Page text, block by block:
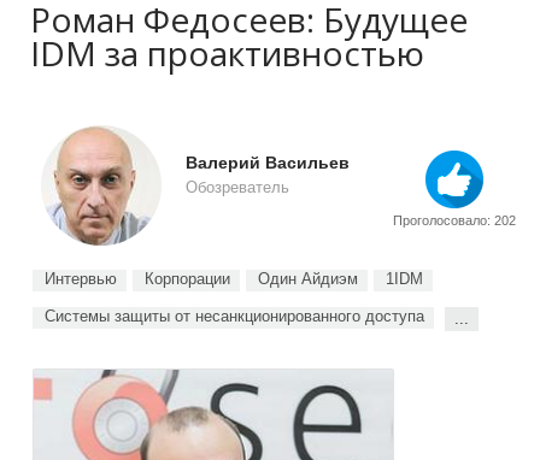
Роман Федосеев: Будущее
IDM за проактивностью
Валерий Васильев
Обозреватель
Проголосовало: 202
Интервью Корпорации Один Айдиэм 1IDM
Системы защиты от несанкционированного доступа ...